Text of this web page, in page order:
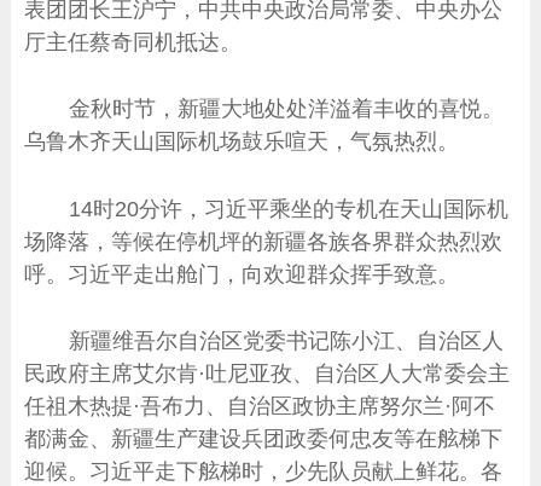
表团团长王沪宁，中共中央政治局常委、中央办公
厅主任蔡奇同机抵达。
金秋时节，新疆大地处处洋溢着丰收的喜悦。
乌鲁木齐天山国际机场鼓乐喧天，气氛热烈。
14时20分许，习近平乘坐的专机在天山国际机
场降落，等候在停机坪的新疆各族各界群众热烈欢
呼。习近平走出舱门，向欢迎群众挥手致意。
新疆维吾尔自治区党委书记陈小江、自治区人
民政府主席艾尔肯·吐尼亚孜、自治区人大常委会主
任祖木热提·吾布力、自治区政协主席努尔兰·阿不
都满金、新疆生产建设兵团政委何忠友等在舷梯下
迎候。习近平走下舷梯时，少先队员献上鲜花。各